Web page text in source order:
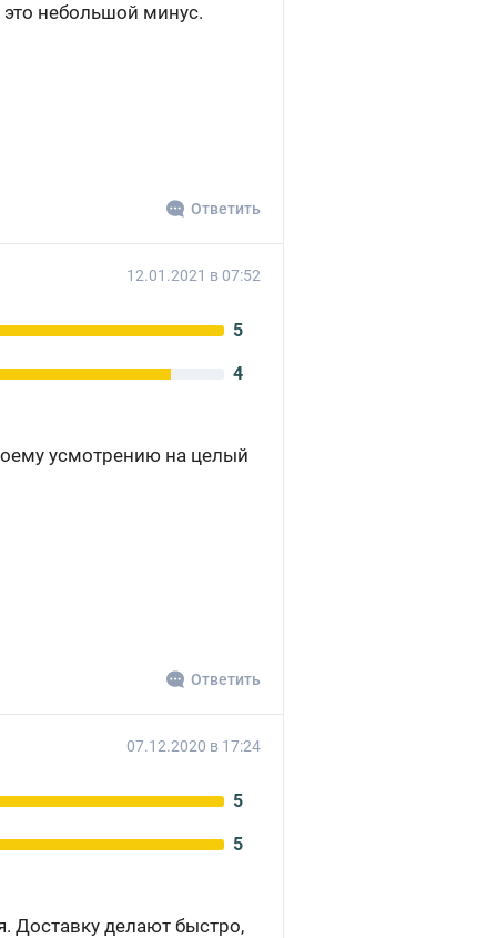
небольшой минус.
Ответить
12.01.2021 в 07:52
5
4
усмотрению на целый
Ответить
07.12.2020 в 17:24
5
5
Доставку делают быстро,